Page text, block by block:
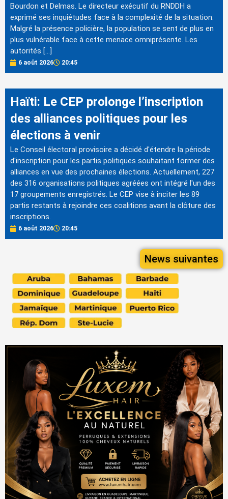
Bourdon et Delmas. Le directeur exécutif du RNDDH a
exprimé ses inquiétudes face à la complexité de la situation.
Malgré la présence policière, la population se sent de plus en
plus vulnérable face à cette menace omniprésente. Les
autorités […]
6 août 2026 20:45
Haïti: Le CEP prolonge l’inscription
des alliances politiques pour les
élections à venir
Le Conseil électoral provisoire a décidé d'étendre la période
d'inscription pour les partis politiques souhaitant former des
alliances en vue des prochaines élections. Actuellement, 227
des 316 organisations politiques agréées ont intégré l'un des
17 groupements enregistrés. Le CEP vise à inciter les 89
partis restants à rejoindre ces coalitions avant la clôture des
inscriptions.
6 août 2026 20:45
News suivantes